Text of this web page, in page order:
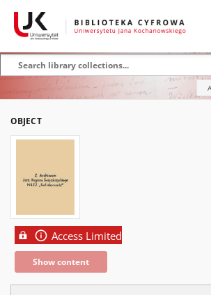
OBJECT
Access Limited
Show content